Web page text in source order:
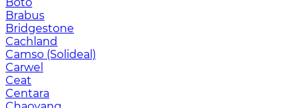
Brabus
Bridgestone
Cachland
Camso (Solideal)
Carwel
Ceat
Centara